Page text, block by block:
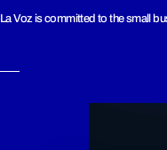
La Voz is committed to the small